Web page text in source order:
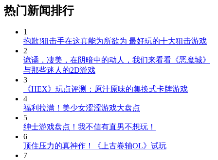
热门新闻排行
1
抱歉!狙击手在这真能为所欲为 最好玩的十大狙击游戏
2
诡谲，凄美，在阴暗中的动人，我们来看看《恶魔城》
与那些迷人的2D游戏
3
《HEX》玩点评测：原汁原味的集换式卡牌游戏
4
福利拉满！美少女涩涩游戏大盘点
5
绅士游戏盘点！我不信有直男不想玩！
6
顶住压力的真神作！《上古卷轴OL》试玩
7